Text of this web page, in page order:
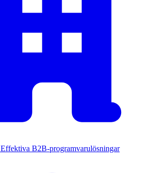
Effektiva B2B-programvarulösningar